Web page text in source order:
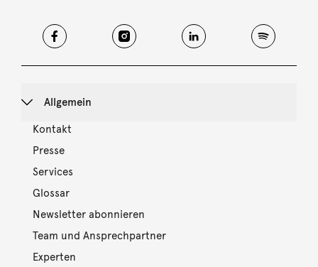
Allgemein
Kontakt
Presse
Services
Glossar
Newsletter abonnieren
Team und Ansprechpartner
Experten